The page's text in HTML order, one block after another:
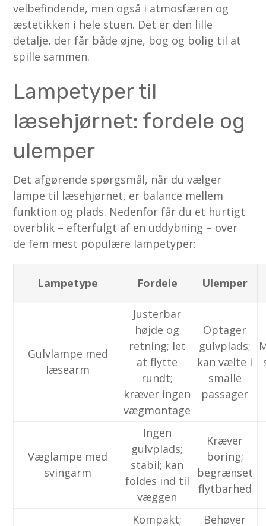
velbefindende, men også i atmosfæren og
æstetikken i hele stuen. Det er den lille
detalje, der får både øjne, bog og bolig til at
spille sammen.
Lampetyper til
læsehjørnet: fordele og
ulemper
Det afgørende spørgsmål, når du vælger
lampe til læsehjørnet, er balance mellem
funktion og plads. Nedenfor får du et hurtigt
overblik – efterfulgt af en uddybning – over
de fem mest populære lampetyper:
Lampetype Fordele Ulemper
Gulvlampe med
læsearm
Justerbar
højde og
retning; let
at flytte
rundt;
kræver ingen
vægmontage
Optager
gulvplads;
kan vælte i
smalle
passager
Væglampe med
svingarm
Ingen
gulvplads;
stabil; kan
foldes ind til
væggen
Kræver
boring;
begrænset
flytbarhed
Kompakt; Behøver